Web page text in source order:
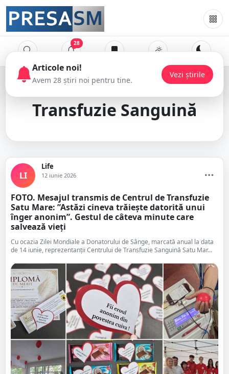
28
Centrul de
Transfuzie Sanguină
LI
Life
12 iunie 2026
FOTO. Mesajul transmis de Centrul de Transfuzie
Satu Mare: ”Astăzi cineva trăiește datorită unui
înger anonim”. Gestul de câteva minute care
salvează vieți
Cu ocazia Zilei Mondiale a Donatorului de Sânge, marcată anual la data
de 14 iunie, reprezentanții Centrului de Transfuzie Sanguină Satu Mar...